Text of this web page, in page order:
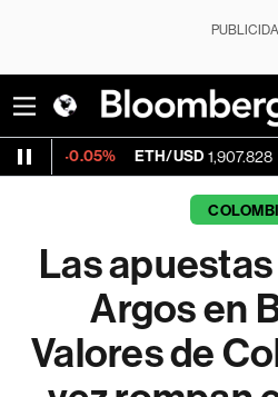
ETH/USD 1,907.828 -0.41%
Las
Argos en
Valores de